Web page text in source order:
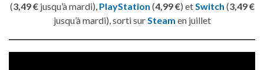
(3,49 €jusqu’à mardi), PlayStation (4,99 €) etSwitch (3,49 €
jusqu’à mardi), sorti surSteam en juillet